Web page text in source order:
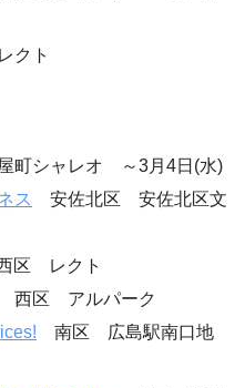
ト
シャレオ ～3月4日(水)
ス
安佐北区 安佐北区文
区 レクト
西区 アルパーク
南区 広島駅南口地